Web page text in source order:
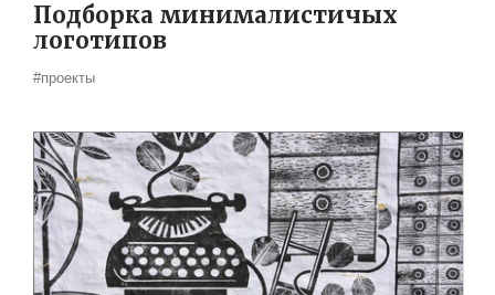
Подборка минималистичых
логотипов
#проекты